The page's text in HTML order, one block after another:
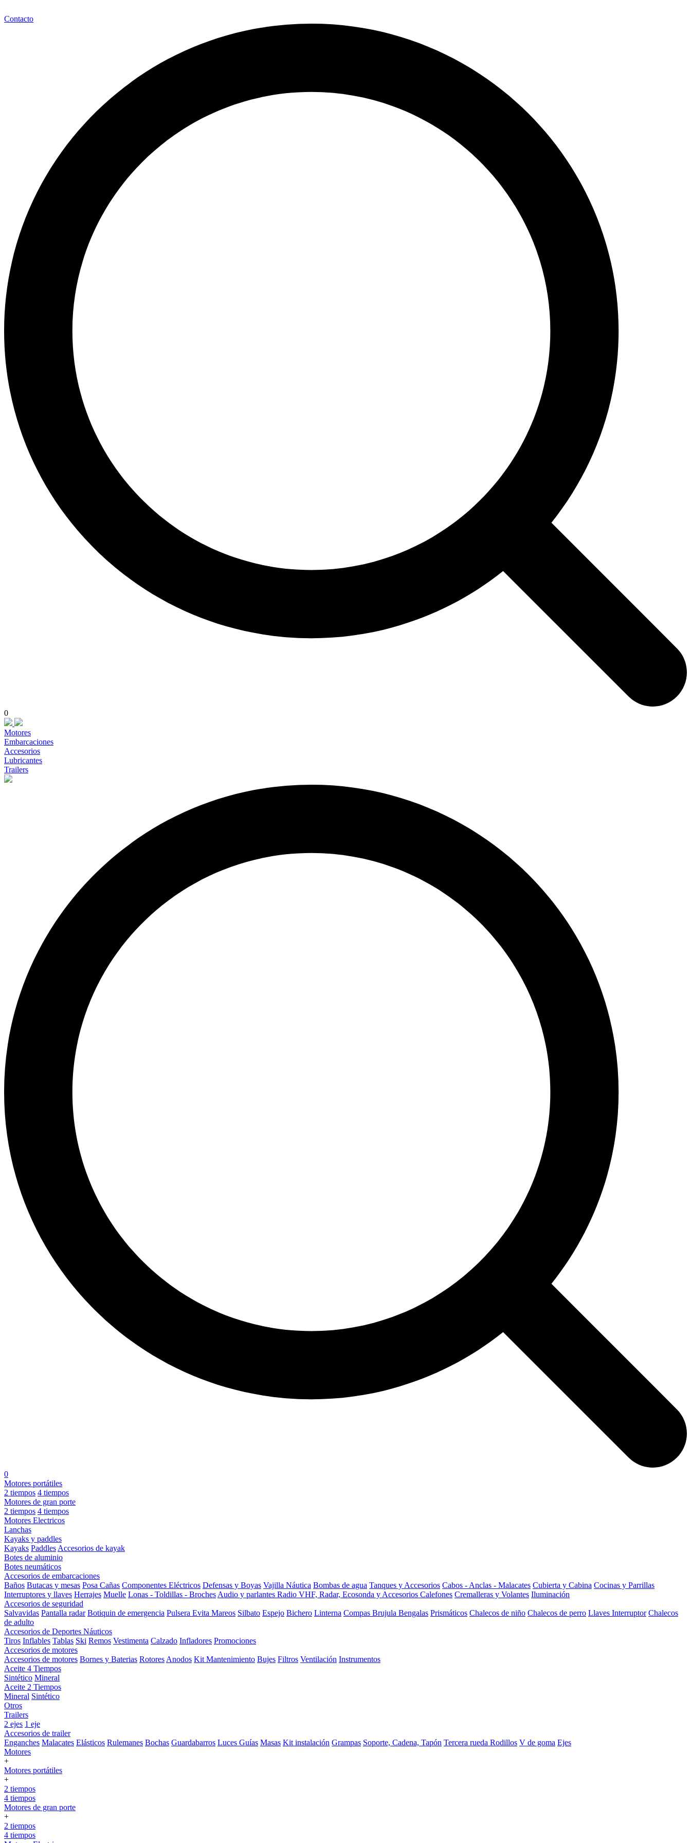
Contacto
0
Motores
Embarcaciones
Accesorios
Lubricantes
Trailers
0
Motores portátiles
2 tiempos 4 tiempos
Motores de gran porte
2 tiempos 4 tiempos
Motores Electricos
Lanchas
Kayaks y paddles
Kayaks Paddles Accesorios de kayak
Botes de aluminio
Botes neumáticos
Accesorios de embarcaciones
Baños Butacas y mesas Posa Cañas Componentes Eléctricos Defensas y Boyas Vajilla Náutica Bombas de agua Tanques y Accesorios Cabos - Anclas - Malacates Cubierta y Cabina Cocinas y Parrillas
Interruptores y llaves Herrajes Muelle Lonas - Toldillas - Broches Audio y parlantes Radio VHF, Radar, Ecosonda y Accesorios Calefones Cremalleras y Volantes Iluminación
Accesorios de seguridad
Salvavidas Pantalla radar Botiquin de emergencia Pulsera Evita Mareos Silbato Espejo Bichero Linterna Compas Brujula Bengalas Prismáticos Chalecos de niño Chalecos de perro Llaves Interruptor Chalecos
de adulto
Accesorios de Deportes Náuticos
Tiros Inflables Tablas Ski Remos Vestimenta Calzado Infladores Promociones
Accesorios de motores
Accesorios de motores Bornes y Baterias Rotores Anodos Kit Mantenimiento Bujes Filtros Ventilación Instrumentos
Aceite 4 Tiempos
Sintético Mineral
Aceite 2 Tiempos
Mineral Sintético
Otros
Trailers
2 ejes 1 eje
Accesorios de trailer
Enganches Malacates Elásticos Rulemanes Bochas Guardabarros Luces Guías Masas Kit instalación Grampas Soporte, Cadena, Tapón Tercera rueda Rodillos V de goma Ejes
Motores
+
Motores portátiles
+
2 tiempos
4 tiempos
Motores de gran porte
+
2 tiempos
4 tiempos